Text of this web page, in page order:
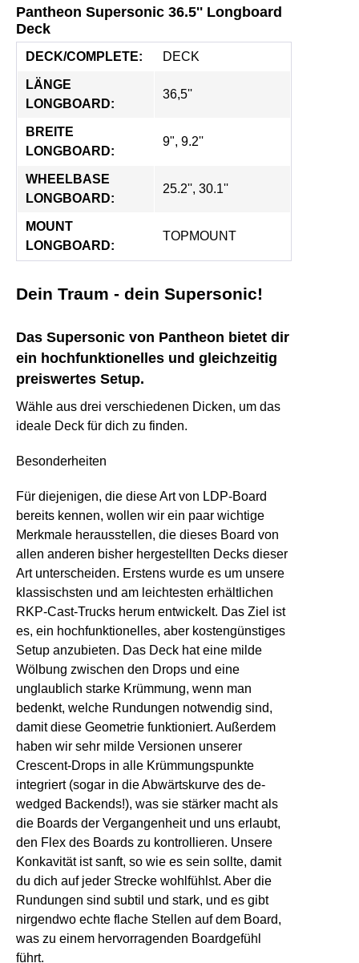
Pantheon Supersonic 36.5'' Longboard
Deck
DECK/COMPLETE: DECK
LÄNGE
LONGBOARD:
36,5''
BREITE
LONGBOARD:
9", 9.2''
WHEELBASE
LONGBOARD:
25.2'', 30.1''
MOUNT
LONGBOARD:
TOPMOUNT
Dein Traum - dein Supersonic!
Das Supersonic von Pantheon bietet dir
ein hochfunktionelles und gleichzeitig
preiswertes Setup.
Wähle aus drei verschiedenen Dicken, um das
ideale Deck für dich zu finden.
Besonderheiten
Für diejenigen, die diese Art von LDP-Board
bereits kennen, wollen wir ein paar wichtige
Merkmale herausstellen, die dieses Board von
allen anderen bisher hergestellten Decks dieser
Art unterscheiden. Erstens wurde es um unsere
klassischsten und am leichtesten erhältlichen
RKP-Cast-Trucks herum entwickelt. Das Ziel ist
es, ein hochfunktionelles, aber kostengünstiges
Setup anzubieten. Das Deck hat eine milde
Wölbung zwischen den Drops und eine
unglaublich starke Krümmung, wenn man
bedenkt, welche Rundungen notwendig sind,
damit diese Geometrie funktioniert. Außerdem
haben wir sehr milde Versionen unserer
Crescent-Drops in alle Krümmungspunkte
integriert (sogar in die Abwärtskurve des de-
wedged Backends!), was sie stärker macht als
die Boards der Vergangenheit und uns erlaubt,
den Flex des Boards zu kontrollieren. Unsere
Konkavität ist sanft, so wie es sein sollte, damit
du dich auf jeder Strecke wohlfühlst. Aber die
Rundungen sind subtil und stark, und es gibt
nirgendwo echte flache Stellen auf dem Board,
was zu einem hervorragenden Boardgefühl
führt.